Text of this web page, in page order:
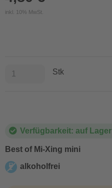
inkl. 10% MwSt.
Verfügbarkeit: auf Lager
Best of Mi-Xing mini
alkoholfrei
Stk